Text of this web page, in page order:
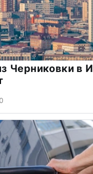
Черниковки в
0